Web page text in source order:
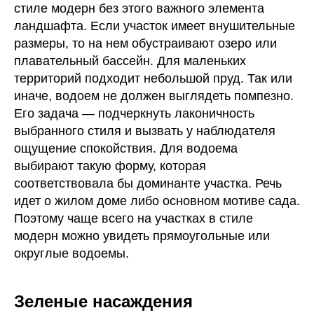
стиле модерн без этого важного элемента
ландшафта. Если участок имеет внушительные
размеры, то на нем обустраивают озеро или
плавательный бассейн. Для маленьких
территорий подходит небольшой пруд. Так или
иначе, водоем не должен выглядеть помпезно.
Его задача — подчеркнуть лаконичность
выбранного стиля и вызвать у наблюдателя
ощущение спокойствия. Для водоема
выбирают такую форму, которая
соответствовала бы доминанте участка. Речь
идет о жилом доме либо основном мотиве сада.
Поэтому чаще всего на участках в стиле
модерн можно увидеть прямоугольные или
округлые водоемы.
Зеленые насаждения